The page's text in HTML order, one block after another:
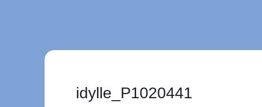
idylle_P1020441